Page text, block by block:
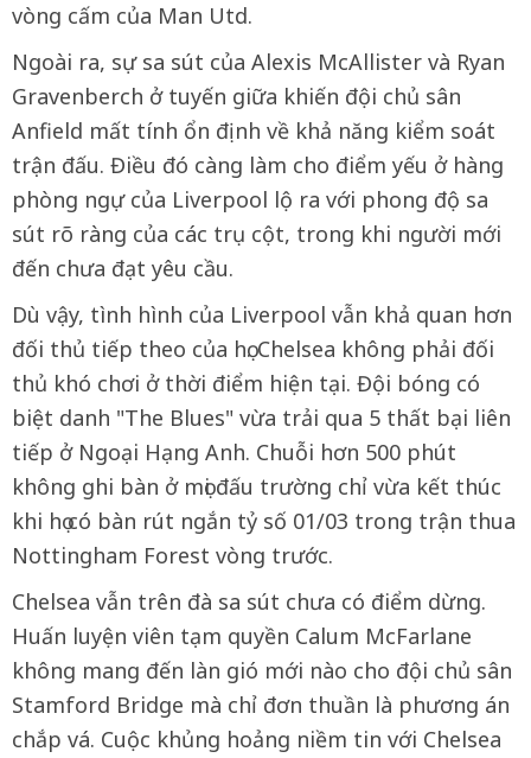
vòng cấm của Man Utd.
Ngoài ra, sự sa sút của Alexis McAllister và Ryan
Gravenberch ở tuyến giữa khiến đội chủ sân
Anfield mất tính ổn định về khả năng kiểm soát
trận đấu. Điều đó càng làm cho điểm yếu ở hàng
phòng ngự của Liverpool lộ ra với phong độ sa
sút rõ ràng của các trụ cột, trong khi người mới
đến chưa đạt yêu cầu.
Dù vậy, tình hình của Liverpool vẫn khả quan hơn
đối thủ tiếp theo của họ. Chelsea không phải đối
thủ khó chơi ở thời điểm hiện tại. Đội bóng có
biệt danh "The Blues" vừa trải qua 5 thất bại liên
tiếp ở Ngoại Hạng Anh. Chuỗi hơn 500 phút
không ghi bàn ở mọi đấu trường chỉ vừa kết thúc
khi họ có bàn rút ngắn tỷ số 01/03 trong trận thua
Nottingham Forest vòng trước.
Chelsea vẫn trên đà sa sút chưa có điểm dừng.
Huấn luyện viên tạm quyền Calum McFarlane
không mang đến làn gió mới nào cho đội chủ sân
Stamford Bridge mà chỉ đơn thuần là phương án
chắp vá. Cuộc khủng hoảng niềm tin với Chelsea